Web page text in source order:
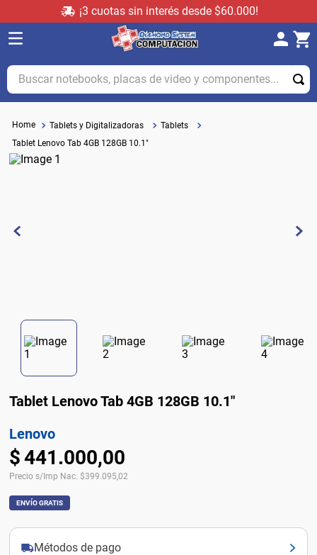
¡3 cuotas sin interés desde $60.000!
Buscar notebooks, placas de video y componentes...
Tablets y Digitalizadoras
Tablets
Tablet Lenovo Tab 4GB 128GB 10.1"
Tablet Lenovo Tab 4GB 128GB 10.1"
Lenovo
$441.000,00
Precio s/Imp Nac. $399.095,02
ENVÍO GRATIS
Métodos de pago